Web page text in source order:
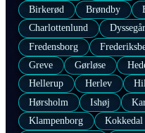
Birkerød
Brøndby
Charlottenlund
Fredensborg
Greve
Gørløse
Hellerup
Herlev
Hørsholm
Ishøj
Klampenborg
Kokkedal